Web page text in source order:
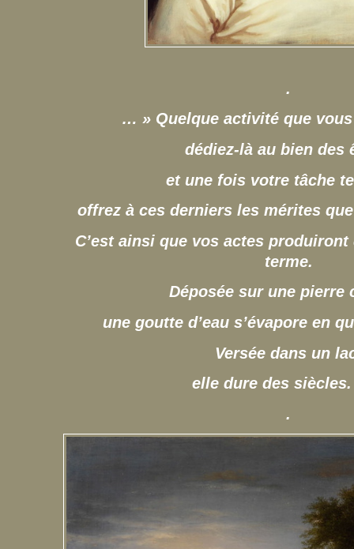
.
… » Quelque activité que
dédiez-là au bien des
et une fois votre tâche
offrez à ces derniers les mérites
C’est ainsi que vos actes
terme.
Déposée sur une pierre
une goutte d’eau s’évapore en
Versée dans un
elle dure des
.